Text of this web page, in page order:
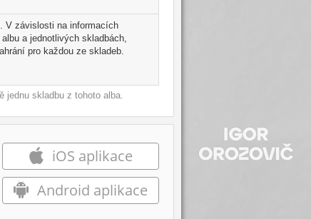
V závislosti na informacích
a jednotlivých skladbách,
pro každou ze skladeb.
jednu skladbu z tohoto alba.
iOS aplikace
Android aplikace